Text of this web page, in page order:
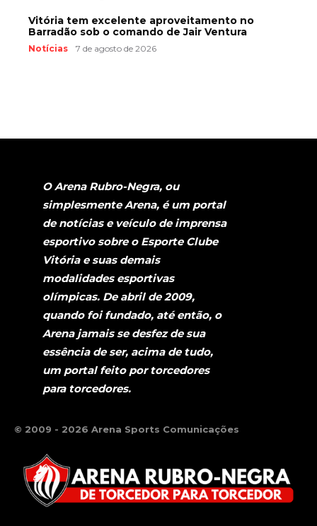
Vitória tem excelente aproveitamento no
Barradão sob o comando de Jair Ventura
Notícias 7 de agosto de 2026
O Arena Rubro-Negra, ou
simplesmente Arena, é um portal
de notícias e veículo de imprensa
esportivo sobre o Esporte Clube
Vitória e suas demais
modalidades esportivas
olímpicas. De abril de 2009,
quando foi fundado, até então, o
Arena jamais se desfez de sua
essência de ser, acima de tudo,
um portal feito por torcedores
para torcedores.
© 2009 - 2026 Arena Sports Comunicações